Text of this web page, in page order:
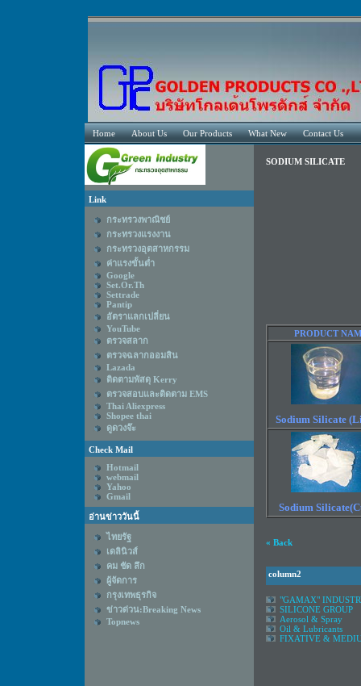
Home About Us Our Products What New Contact Us
Link
กระทรวงพาณิชย์
กระทรวงแรงงาน
กระทรวงอุตสาหกรรม
ค่าแรงขั้นต่ำ
Google
Set.Or.Th
Settrade
Pantip
อัตราแลกเปลี่ยน
YouTube
ตรวจสลาก
ตรวจฉลากออมสิน
Lazada
ติดตามพัสดุ Kerry
ตรวจสอบและติดตาม EMS
Thai Aliexpress
Shopee thai
ดูดวงจ๊ะ
Check Mail
Hotmail
webmail
Yahoo
Gmail
อ่านข่าววันนี้
ไทยรัฐ
เดลินิวส์
คม ชัด ลึก
ผู้จัดการ
กรุงเทพธุรกิจ
ข่าวด่วน:Breaking News
Topnews
SODIUM SILICATE
PRODUCT
Sodium Silicate
Sodium
« Back
column2
"GAMAX"
SILICONE GROUP
Aerosol & Spray
Oil & Lubricants
FIXATIVE &